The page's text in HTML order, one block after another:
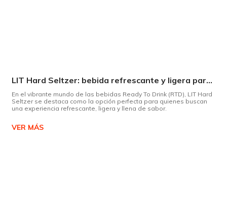
LIT Hard Seltzer: bebida refrescante y ligera para disfrutar de este verano
En el vibrante mundo de las bebidas Ready To Drink (RTD), LIT Hard
Seltzer se destaca como la opción perfecta para quienes buscan
una experiencia refrescante, ligera y llena de sabor.
VER MÁS